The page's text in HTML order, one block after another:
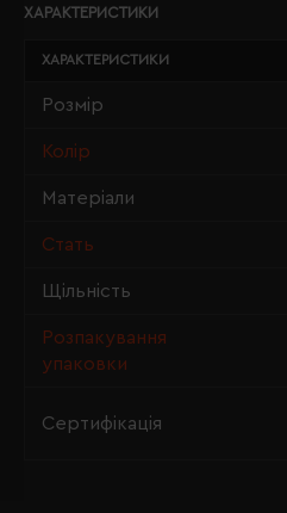
ХАРАКТЕРИСТИКИ
ХАРАКТЕРИСТИКИ
Розмір
Колір
Матеріали
Стать
Щільність
Розпакування
упаковки
Сертифікація